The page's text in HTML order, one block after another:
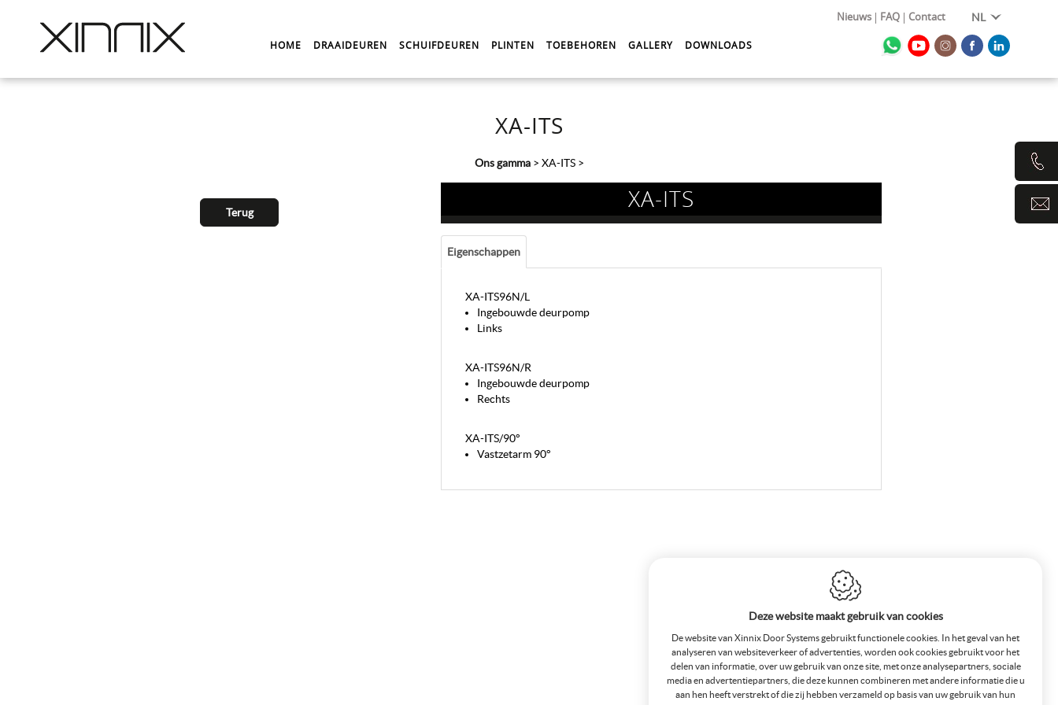
NL
Nieuws FAQ Contact
HOME DRAAIDEUREN SCHUIFDEUREN PLINTEN TOEBEHOREN GALLERY DOWNLOADS
XA-ITS
Ons gamma> XA-ITS>
Terug XA-ITS
Eigenschappen
XA-ITS96N/L
Ingebouwde deurpomp
Links
XA-ITS96N/R
Ingebouwde deurpomp
Rechts
XA-ITS/90°
Vastzetarm 90°
Deze website maakt gebruik van cookies
De website van Xinnix Door Systems gebruikt functionele cookies. In het geval van het
analyseren van websiteverkeer of advertenties, worden ook cookies gebruikt voor het
delen van informatie, over uw gebruik van onze site, met onze analysepartners, sociale
media en advertentiepartners, die deze kunnen combineren met andere informatie die u
aan hen heeft verstrekt of die zij hebben verzameld op basis van uw gebruik van hun